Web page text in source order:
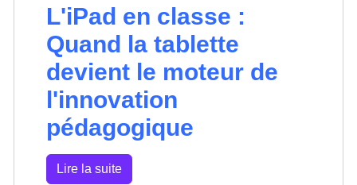
L'iPad en classe :
Quand la tablette
devient le moteur de
l'innovation
pédagogique
Lire la suite